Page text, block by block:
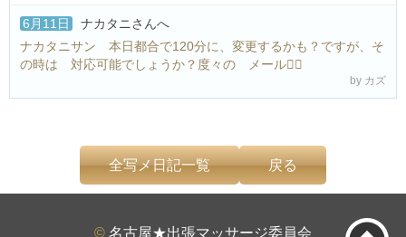
6月11日 ナカタニさんへ
ナカタニサン 本日都合で120分に、変更するかも？ですが、そ
の時は 対応可能でしょうか？度々の メール🙇‍♀️
by カズ
全写メ日記一覧 戻る
© 名古屋★出張マッサージ委員会